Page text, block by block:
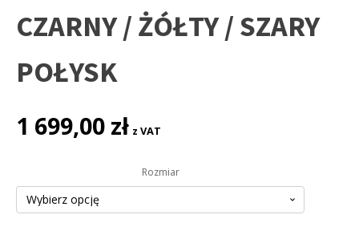
CZARNY / ŻÓŁTY / SZARY
POŁYSK
1 699,00 zł z VAT
Rozmiar